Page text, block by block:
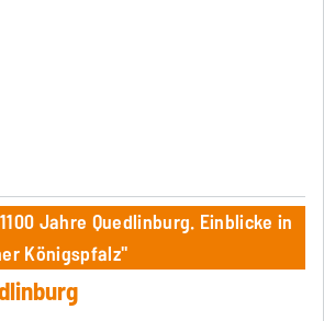
Jahre Quedlinburg. Einblicke in
Königspfalz"